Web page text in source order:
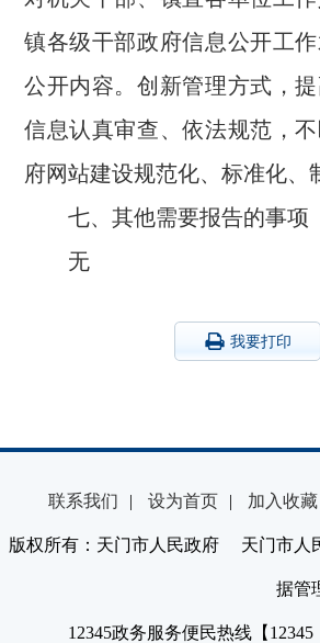
镇各级干部政府信息公开工
公开内容。创新管理方式，
信息认真审查、依法规范，
府网站建设规范化、标准化、
七、其他需要报告的事项
无
我要打印
联系我们 | 设为首页 | 加入收藏
版权所有：天门市人民政府 天门市
据管
12345政务服务便民热线【